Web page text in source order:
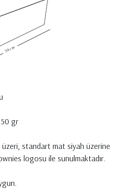
gr
standart mat siyah üzerine
logosu ile sunulmaktadır.